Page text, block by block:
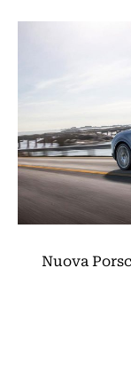
Nuova